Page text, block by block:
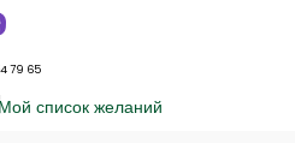
79 65
Мой список желаний